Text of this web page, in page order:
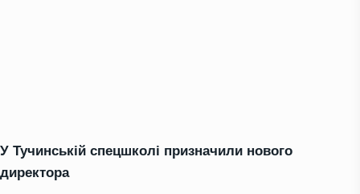
У Тучинській спецшколі призначили нового
директора